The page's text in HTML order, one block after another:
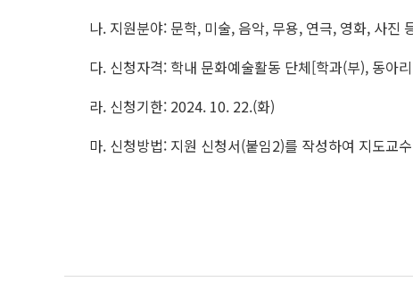
나. 지원분야: 문학, 미술, 음악, 무용, 연극, 영화, 사진
다. 신청자격: 학내 문화예술활동 단체[학과(부), 동아
라. 신청기한: 2024. 10. 22.(화)
마. 신청방법: 지원 신청서(붙임2)를 작성하여 지도교